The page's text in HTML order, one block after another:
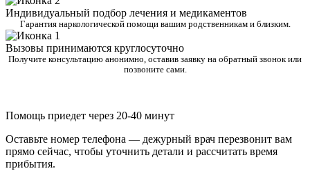
Индивидуальный подбор лечения и медикаментов
Гарантия наркологической помощи вашим родственникам и близким.
Вызовы принимаются круглосуточно
Получите консультацию анонимно, оставив заявку на обратный звонок или
позвоните сами.
Помощь приедет через 20-40 минут
Оставьте номер телефона — дежурный врач перезвонит вам
прямо сейчас, чтобы уточнить детали и рассчитать время
прибытия.